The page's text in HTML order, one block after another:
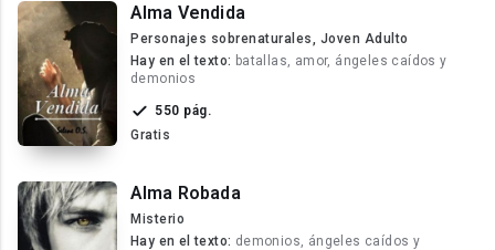
Alma Vendida
Personajes sobrenaturales, Joven Adulto
Hay en el texto: batallas, amor, ángeles caídos y
demonios
550 pág.
Gratis
Alma Robada
Misterio
Hay en el texto: demonios, ángeles caídos y